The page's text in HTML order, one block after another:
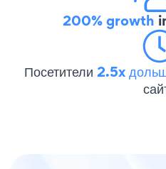
200% growth
Посетители 2.5x